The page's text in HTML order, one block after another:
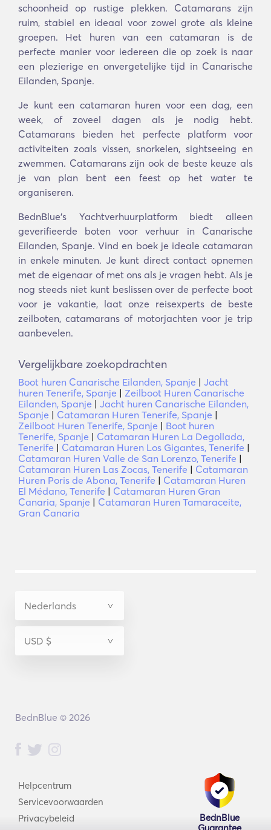
schoonheid op rustige plekken. Catamarans zijn
ruim, stabiel en ideaal voor zowel grote als kleine
groepen. Het huren van een catamaran is de
perfecte manier voor iedereen die op zoek is naar
een plezierige en onvergetelijke tijd in Canarische
Eilanden, Spanje.
Je kunt een catamaran huren voor een dag, een
week, of zoveel dagen als je nodig hebt.
Catamarans bieden het perfecte platform voor
activiteiten zoals vissen, snorkelen, sightseeing en
zwemmen. Catamarans zijn ook de beste keuze als
je van plan bent een feest op het water te
organiseren.
BednBlue's Yachtverhuurplatform biedt alleen
geverifieerde boten voor verhuur in Canarische
Eilanden, Spanje. Vind en boek je ideale catamaran
in enkele minuten. Je kunt direct contact opnemen
met de eigenaar of met ons als je vragen hebt. Als je
nog steeds niet kunt beslissen over de perfecte boot
voor je vakantie, laat onze reisexperts de beste
zeilboten, catamarans of motorjachten voor je trip
aanbevelen.
Vergelijkbare zoekopdrachten
Boot huren Canarische Eilanden, Spanje | Jacht
huren Tenerife, Spanje | Zeilboot Huren Canarische
Eilanden, Spanje | Jacht huren Canarische Eilanden,
Spanje | Catamaran Huren Tenerife, Spanje |
Zeilboot Huren Tenerife, Spanje | Boot huren
Tenerife, Spanje | Catamaran Huren La Degollada,
Tenerife | Catamaran Huren Los Gigantes, Tenerife |
Catamaran Huren Valle de San Lorenzo, Tenerife |
Catamaran Huren Las Zocas, Tenerife | Catamaran
Huren Poris de Abona, Tenerife | Catamaran Huren
El Médano, Tenerife | Catamaran Huren Gran
Canaria, Spanje | Catamaran Huren Tamaraceite,
Gran Canaria
Helpcentrum
Servicevoorwaarden
Privacybeleid
BednBlue
BednBlue © 2026